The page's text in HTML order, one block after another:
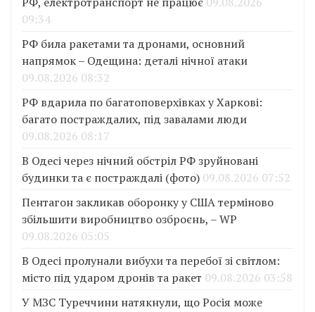
09:34
РФ била ракетами та дронами, основний
напрямок – Одещина: деталі нічної атаки
09.08.2026 08:32
РФ вдарила по багатоповерхівках у Харкові:
багато постраждалих, під завалами люди
09.08.2026 08:17
В Одесі через нічний обстріл РФ зруйновані
будинки та є постраждалі (фото) 09.08.2026 07:52
Пентагон закликав оборонку у США терміново
збільшити виробництво озброєнь, – WP
09.08.2026 05:05
В Одесі пролунали вибухи та перебої зі світлом:
місто під ударом дронів та ракет 09.08.2026 03:58
У МЗС Туреччини натякнули, що Росія може